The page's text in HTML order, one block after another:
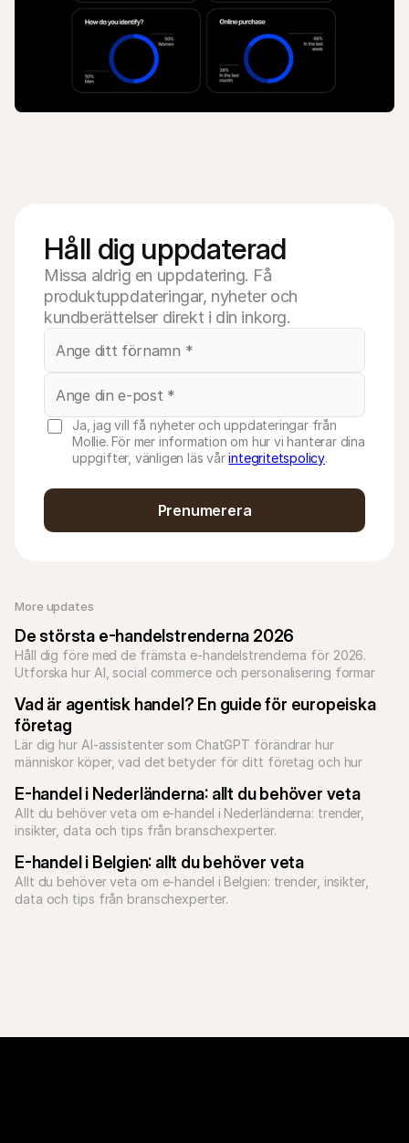
More updates
De största e-handelstrenderna 2026
Håll dig före med de främsta e-handelstrenderna för 2026.
Utforska hur AI, social commerce och personalisering formar
Vad är agentisk handel? En guide för europeiska
företag
Lär dig hur AI-assistenter som ChatGPT förändrar hur
människor köper, vad det betyder för ditt företag och hur
framtid.
E-handel i Nederländerna: allt du behöver veta
Allt du behöver veta om e-handel i Nederländerna: trender,
E-handel i Belgien: allt du behöver veta
Allt du behöver veta om e-handel i Belgien: trender, insikter,
data och tips från branschexperter.
Håll dig uppdaterad
Missa aldrig en uppdatering. Få
produktuppdateringar, nyheter och
kundberättelser direkt i din inkorg.
Ja, jag vill få nyheter och uppdateringar från
Mollie. För mer information om hur vi hanterar dina
uppgifter, vänligen läs vårintegritetspolicy.
Prenumerera